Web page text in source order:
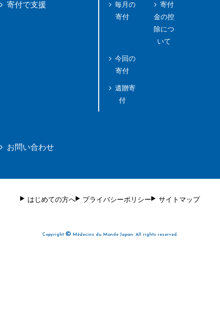
寄付で支援
毎月の
寄付
今回の
寄付
遺贈寄
付
寄付
金の控
除につ
いて
お問い合わせ
はじめての方へ プライバシーポリシー サイトマップ
Copyright © Médecins du Monde Japan. All rights reserved.